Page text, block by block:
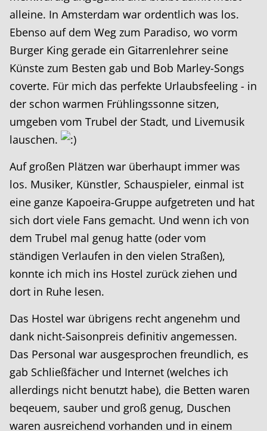
alleine. In Amsterdam war ordentlich was los.
Ebenso auf dem Weg zum Paradiso, wo vorm
Burger King gerade ein Gitarrenlehrer seine
Künste zum Besten gab und Bob Marley-Songs
coverte. Für mich das perfekte Urlaubsfeeling - in
der schon warmen Frühlingssonne sitzen,
umgeben vom Trubel der Stadt, und Livemusik
lauschen.
Auf großen Plätzen war überhaupt immer was
los. Musiker, Künstler, Schauspieler, einmal ist
eine ganze Kapoeira-Gruppe aufgetreten und hat
sich dort viele Fans gemacht. Und wenn ich von
dem Trubel mal genug hatte (oder vom
ständigen Verlaufen in den vielen Straßen),
konnte ich mich ins Hostel zurück ziehen und
dort in Ruhe lesen.
Das Hostel war übrigens recht angenehm und
dank nicht-Saisonpreis definitiv angemessen.
Das Personal war ausgesprochen freundlich, es
gab Schließfächer und Internet (welches ich
allerdings nicht benutzt habe), die Betten waren
beqeuem, sauber und groß genug, Duschen
waren ausreichend vorhanden und in einem